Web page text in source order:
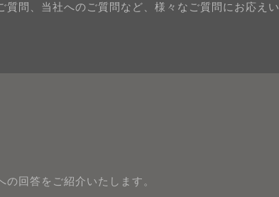
問、当社へのご質問など、様々なご質問にお応えい
回答をご紹介いたします。